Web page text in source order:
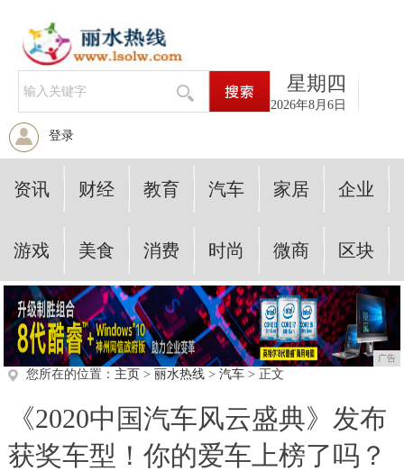
星期四
2026年8月6日
登录
资讯 财经 教育 汽车 家居 企业
游戏 美食 消费 时尚 微商 区块
广告
您所在的位置： 主页 > 丽水热线> 汽车> 正文
《2020中国汽车风云盛典》发布
获奖车型！你的爱车上榜了吗？